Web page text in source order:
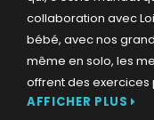
collaboration avec
bébé, avec nos
même en solo, les
offrent des exercices
AFFICHER PLUS